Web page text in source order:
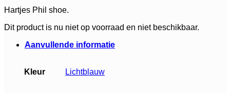
Hartjes Phil shoe.
Dit product is nu niet op voorraad en niet beschikbaar.
Aanvullende informatie
Kleur Lichtblauw